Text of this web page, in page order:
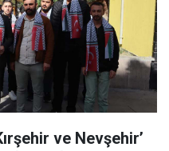
ve Nevşehir’